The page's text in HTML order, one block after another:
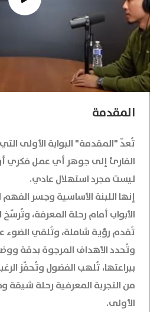
المقدمة
تُعدّ "المقدمة" البوابة الأولى
القارئ إلى جوهر أي عمل فكري
ليست مجرد استهلال عادي.
إنها اللبنة الأساسية وجسر
الأبواب أمام رحلة المعرفة،
تُقدم رؤية شاملة، وتُلقي الضوء
وتُحدد الأهداف المرجوة بدقة
ببراعتها، تُلهب الفضول وتُحفّز
من التجربة المعرفية رحلة شيقة
الأولى.